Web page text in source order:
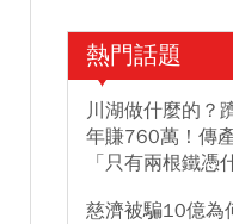
熱門話題
川湖做什麼的？
年賺760萬！傳
「只有兩根鐵憑
慈濟被騙10億為